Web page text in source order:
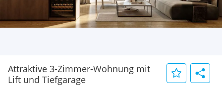
Attraktive 3-Zimmer-Wohnung mit
Lift und Tiefgarage